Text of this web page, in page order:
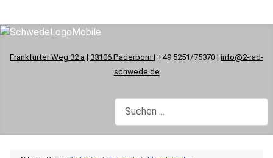
Frankfurter Weg 32 a | 33106 Paderborn | +49 5251/75370 | info@2-rad-
schwede.de